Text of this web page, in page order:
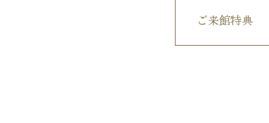
ご来館特典